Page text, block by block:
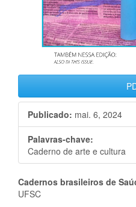
Publicado: mai. 6, 2024
Palavras-chave:
Caderno de arte e cultura
Conteúdo
Cadernos brasileiros de
UFSC